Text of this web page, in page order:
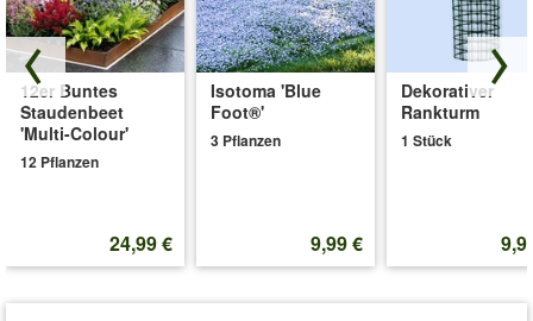
12er Buntes
Staudenbeet
'Multi-Colour'
12 Pflanzen
24,99 €
Isotoma 'Blue
Foot®'
3 Pflanzen
9,99 €
Dekorativer
Rankturm
1 Stück